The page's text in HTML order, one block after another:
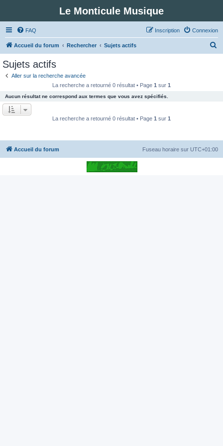
Le Monticule Musique
FAQ Connexion
Inscription
Accueil du forum Rechercher Sujets actifs
e
r
Sujets actifs
Aller sur la recherche avancée
La recherche a retourné 0 résultat • Page 1 sur 1
Aucun résultat ne correspond aux termes que vous avez spécifiés.
La recherche a retourné 0 résultat • Page 1 sur 1
Accueil du forum Fuseau horaire sur UTC+01:00